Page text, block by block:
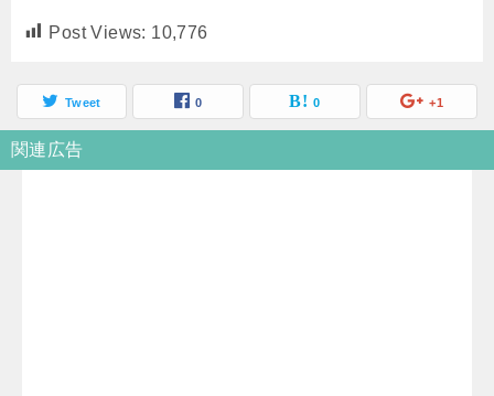
Post Views: 10,776
Tweet 0 0 +1
関連広告